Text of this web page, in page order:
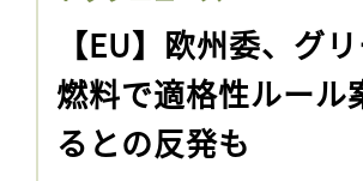
【EU】欧州委、グ
燃料で適格性ルール
るとの反発も